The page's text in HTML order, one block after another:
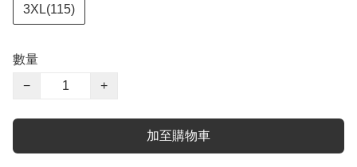
3XL(115)
數量
−
+
加至購物車